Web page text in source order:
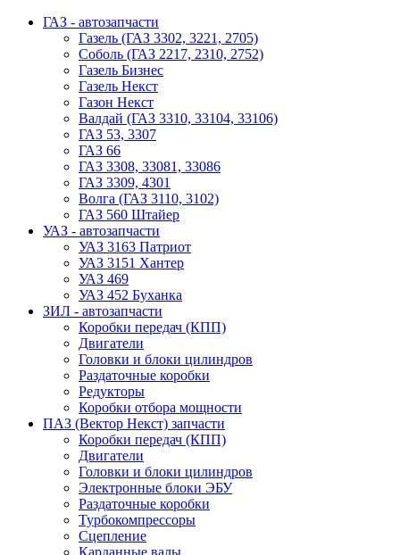
ГАЗ - автозапчасти
Газель (ГАЗ 3302, 3221, 2705)
Соболь (ГАЗ 2217, 2310, 2752)
Газель Бизнес
Газель Некст
Газон Некст
Валдай (ГАЗ 3310, 33104, 33106)
ГАЗ 53, 3307
ГАЗ 66
ГАЗ 3308, 33081, 33086
ГАЗ 3309, 4301
Волга (ГАЗ 3110, 3102)
ГАЗ 560 Штайер
УАЗ - автозапчасти
УАЗ 3163 Патриот
УАЗ 3151 Хантер
УАЗ 469
УАЗ 452 Буханка
ЗИЛ - автозапчасти
Коробки передач (КПП)
Двигатели
Головки и блоки цилиндров
Раздаточные коробки
Редукторы
Коробки отбора мощности
ПАЗ (Вектор Некст) запчасти
Коробки передач (КПП)
Двигатели
Головки и блоки цилиндров
Электронные блоки ЭБУ
Раздаточные коробки
Турбокомпрессоры
Сцепление
Карданные валы